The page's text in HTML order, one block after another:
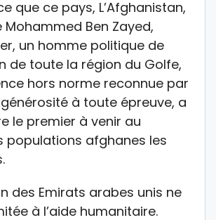
que ce pays, L’Afghanistan,
Ben Zayed,
un homme politique de
de toute la région du Golfe,
hors norme reconnue par
à toute épreuve, a
le premier à venir au
populations afghanes les
des Emirats arabes unis ne
à l’aide humanitaire.